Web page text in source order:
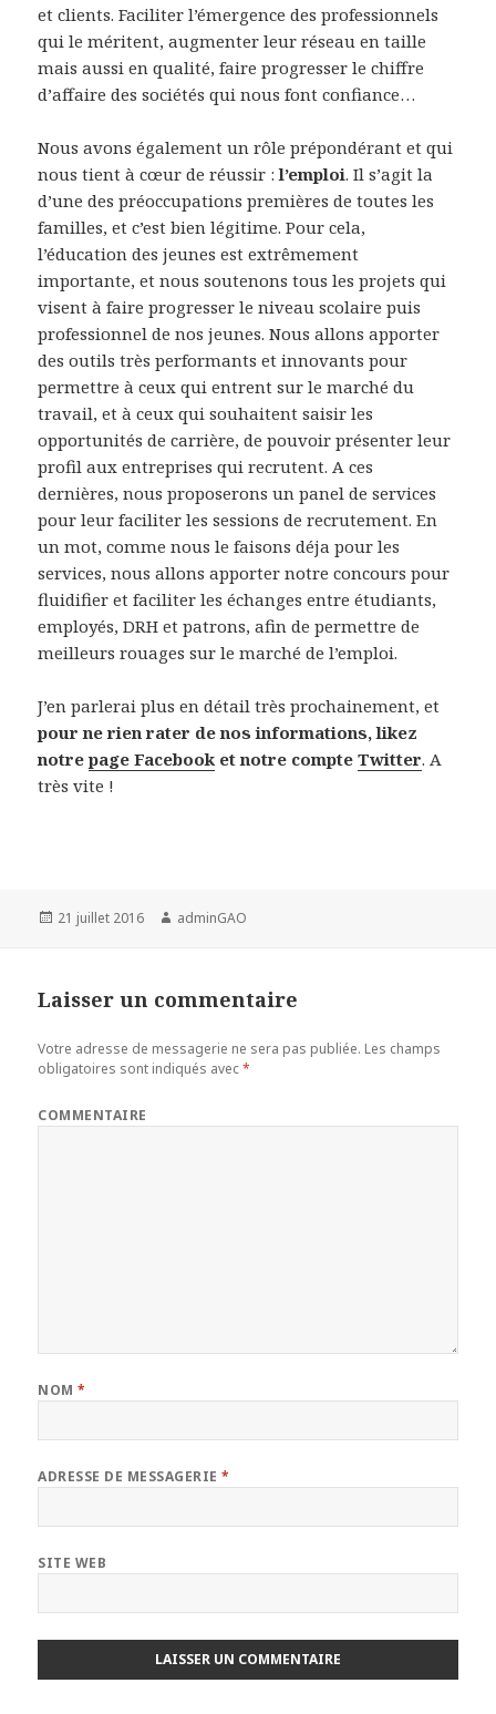
et clients. Faciliter l’émergence des professionnels
qui le méritent, augmenter leur réseau en taille
mais aussi en qualité, faire progresser le chiffre
d’affaire des sociétés qui nous font confiance…
Nous avons également un rôle prépondérant et qui
nous tient à cœur de réussir :l’emploi. Il s’agit la
d’une des préoccupations premières de toutes les
familles, et c’est bien légitime. Pour cela,
l’éducation des jeunes est extrêmement
importante, et nous soutenons tous les projets qui
visent à faire progresser le niveau scolaire puis
professionnel de nos jeunes. Nous allons apporter
des outils très performants et innovants pour
permettre à ceux qui entrent sur le marché du
travail, et à ceux qui souhaitent saisir les
opportunités de carrière, de pouvoir présenter leur
profil aux entreprises qui recrutent. A ces
dernières, nous proposerons un panel de services
pour leur faciliter les sessions de recrutement. En
un mot, comme nous le faisons déja pour les
services, nous allons apporter notre concours pour
fluidifier et faciliter les échanges entre étudiants,
employés, DRH et patrons, afin de permettre de
meilleurs rouages sur le marché de l’emploi.
J’en parlerai plus en détail très prochainement, et
pour ne rien rater de nos informations, likez
notrepage Facebook et notre compteTwitter. A
très vite !
Publié
21 juillet 2016 Auteur
adminGAO
Laisser un commentaire
Votre adresse de messagerie ne sera pas publiée. Les champs
obligatoires sont indiqués avec*
COMMENTAIRE
NOM*
ADRESSE DE MESSAGERIE*
SITE WEB